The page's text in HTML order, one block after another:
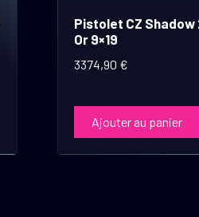
Pistolet CZ Shadow
Or 9×19
3374,90 €
Ajouter au panier